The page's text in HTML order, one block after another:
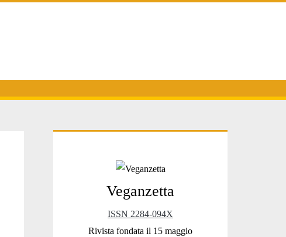
Primary
Sidebar
Veganzetta
ISSN 2284-094X
Rivista fondata il 15 maggio